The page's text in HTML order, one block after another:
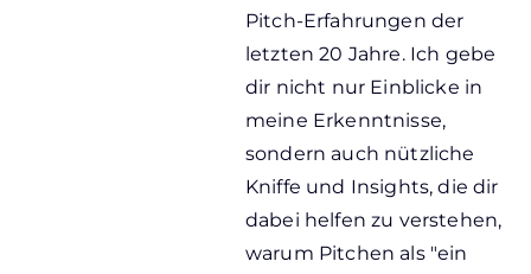
Pitch-Erfahrungen der
letzten 20 Jahre. Ich gebe
dir nicht nur Einblicke in
meine Erkenntnisse,
sondern auch nützliche
Kniffe und Insights, die dir
dabei helfen zu verstehen,
warum Pitchen als "ein